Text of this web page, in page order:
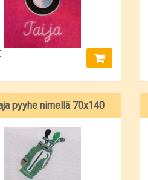
pyyhe nimellä 70x140